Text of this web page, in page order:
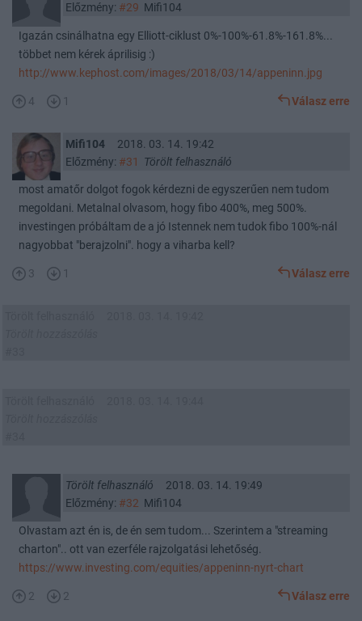
Előzmény: #29 Mifi104
Igazán csinálhatna egy Elliott-ciklust 0%-100%-61.8%-161.8%...
többet nem kérek áprilisig :)
http://www.kephost.com/images/2018/03/14/appeninn.jpg
4 1 Válasz erre
Mifi104
2018. 03. 14. 19:42
Előzmény: #31 Törölt felhasználó
most amatőr dolgot fogok kérdezni de egyszerűen nem tudom
megoldani. Metalnal olvasom, hogy fibo 400%, meg 500%.
investingen próbáltam de a jó Istennek nem tudok fibo 100%-nál
nagyobbat "berajzolni". hogy a viharba kell?
3 1 Válasz erre
Törölt felhasználó
2018. 03. 14. 19:49
Előzmény: #32 Mifi104
Olvastam azt én is, de én sem tudom... Szerintem a "streaming
charton".. ott van ezerféle rajzolgatási lehetőség.
https://www.investing.com/equities/appeninn-nyrt-chart
2 2 Válasz erre